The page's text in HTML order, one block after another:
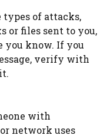
of attacks,
or files sent to you,
you know. If you
verify with
with
network uses